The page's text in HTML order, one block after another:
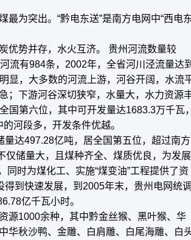
为突出。“黔电东送”是南方电网中“西电
势并存，水火互济。 贵州河流数量较
流有984条，2002年，全省河川泾流量达到
显，大多数的河流上游，河谷开阔，水流
；下游河谷深切狭窄，水量大，水力资源
国第六位，其中可开发量达1683.3万千瓦，
河段多，开发条件优越。
达497.28亿吨，居全国第五位，超过南方
仅储量大，且煤种齐全、煤质优良，为发展
同时为煤化工、实施“煤变油”工程提供了资
得到快速发展，到2005年末，贵州电网统调
亿千瓦小时。
1000余种，其中黔金丝猴、黑叶猴、华
华秋沙鸭、金雕、白肩雕、白尾海雕、白